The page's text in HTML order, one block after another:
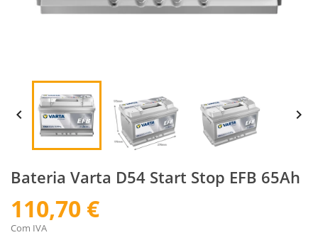
 
Bateria Varta D54 Start Stop EFB 65Ah
110,70 €
Com IVA